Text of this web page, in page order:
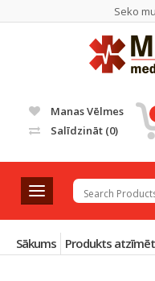
Seko
Manas Vēlmes
Salīdzināt (0)
T
o
g
g
l
Sākums Produkts